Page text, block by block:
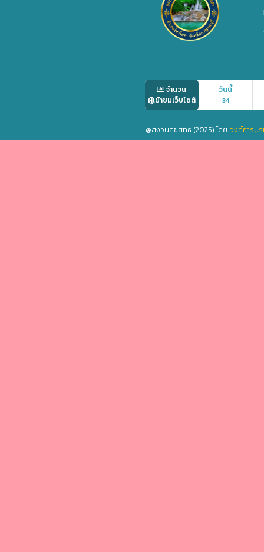
จำนวน
ผู้เข้าชมเว็บไซต์
วันนี้
34
@สงวนลิขสิทธิ์ (2025) โดย องค์การบ